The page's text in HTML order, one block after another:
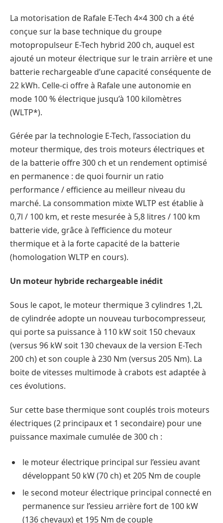
La motorisation de Rafale E-Tech 4×4 300 ch a été
conçue sur la base technique du groupe
motopropulseur E-Tech hybrid 200 ch, auquel est
ajouté un moteur électrique sur le train arrière et une
batterie rechargeable d’une capacité conséquente de
22 kWh. Celle-ci offre à Rafale une autonomie en
mode 100 % électrique jusqu’à 100 kilomètres
(WLTP*).
Gérée par la technologie E-Tech, l’association du
moteur thermique, des trois moteurs électriques et
de la batterie offre 300 ch et un rendement optimisé
en permanence : de quoi fournir un ratio
performance / efficience au meilleur niveau du
marché. La consommation mixte WLTP est établie à
0,7l / 100 km, et reste mesurée à 5,8 litres / 100 km
batterie vide, grâce à l’efficience du moteur
thermique et à la forte capacité de la batterie
(homologation WLTP en cours).
Un moteur hybride rechargeable inédit
Sous le capot, le moteur thermique 3 cylindres 1,2L
de cylindrée adopte un nouveau turbocompresseur,
qui porte sa puissance à 110 kW soit 150 chevaux
(versus 96 kW soit 130 chevaux de la version E-Tech
200 ch) et son couple à 230 Nm (versus 205 Nm). La
boite de vitesses multimode à crabots est adaptée à
ces évolutions.
Sur cette base thermique sont couplés trois moteurs
électriques (2 principaux et 1 secondaire) pour une
puissance maximale cumulée de 300 ch :
le moteur électrique principal sur l’essieu avant
développant 50 kW (70 ch) et 205 Nm de couple
le second moteur électrique principal connecté en
permanence sur l’essieu arrière fort de 100 kW
(136 chevaux) et 195 Nm de couple